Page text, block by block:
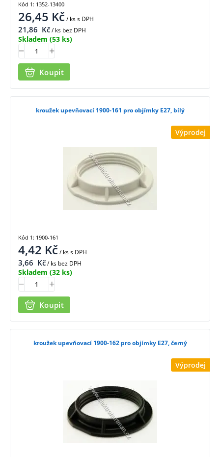
26,45 Kč/ kss DPH
21,86 Kč/ ks bez DPH
Skladem (53 ks)
Koupit
Kód 1: 1352-13400
Výprodej
kroužek upevňovací 1900-161 pro objímky E27, bílý
4,42 Kč/ kss DPH
3,66 Kč/ ks bez DPH
Skladem (32 ks)
Koupit
Kód 1: 1900-161
Výprodej
kroužek upevňovací 1900-162 pro objímky E27, černý